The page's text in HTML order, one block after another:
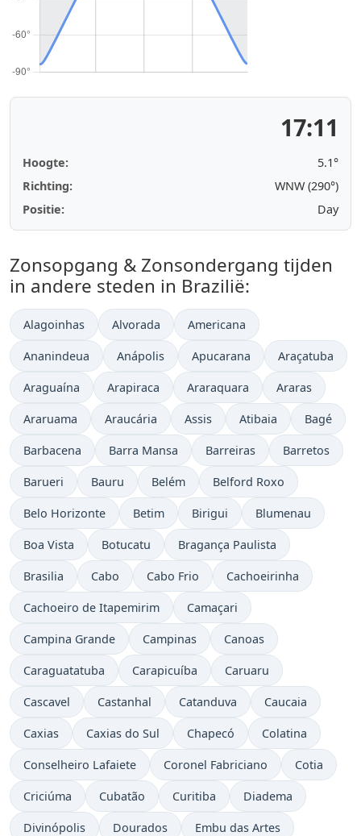
17:11
Hoogte:
5.1°
Richting:
WNW (290°)
Positie:
Day
Zonsopgang & Zonsondergang tijden
in andere steden in Brazilië:
Alagoinhas Alvorada Americana
Ananindeua Anápolis Apucarana Araçatuba
Araguaína Arapiraca Araraquara Araras
Araruama Araucária Assis Atibaia Bagé
Barbacena Barra Mansa Barreiras Barretos
Barueri Bauru Belém Belford Roxo
Belo Horizonte Betim Birigui Blumenau
Boa Vista Botucatu Bragança Paulista
Brasilia Cabo Cabo Frio Cachoeirinha
Cachoeiro de Itapemirim Camaçari
Campina Grande Campinas Canoas
Caraguatatuba Carapicuíba Caruaru
Cascavel Castanhal Catanduva Caucaia
Caxias Caxias do Sul Chapecó Colatina
Conselheiro Lafaiete Coronel Fabriciano Cotia
Criciúma Cubatão Curitiba Diadema
Divinópolis Dourados Embu das Artes